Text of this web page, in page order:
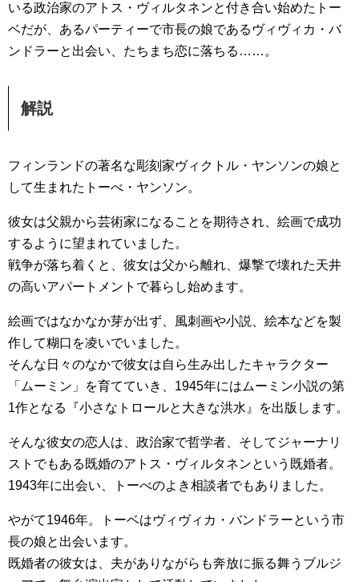
いる政治家のアトス・ヴィルタネンと付き合い始めたトー
ベだが、あるパーティーで市長の娘であるヴィヴィカ・バ
ンドラーと出会い、たちまち恋に落ちる……。
解説
フィンランドの著名な彫刻家ヴィクトル・ヤンソンの娘と
して生まれたトーべ・ヤンソン。
彼女は父親から芸術家になることを期待され、絵画で成功
するように望まれていました。
戦争が落ち着くと、彼女は父から離れ、爆撃で壊れた天井
の高いアパートメントで暮らし始めます。
絵画ではなかなか芽が出ず、風刺画や小説、絵本などを製
作して糊口を凌いでいました。
そんな日々のなかで彼女は自ら生み出したキャラクター
「ムーミン」を育てていき、1945年にはムーミン小説の第
1作となる『小さなトロールと大きな洪水』を出版します。
そんな彼女の恋人は、政治家で哲学者、そしてジャーナリ
ストでもある既婚のアトス・ヴィルタネンという既婚者。
1943年に出会い、トーべのよき相談者でもありました。
やがて1946年。トーベはヴィヴィカ・バンドラーという市
長の娘と出会います。
既婚者の彼女は、夫がありながらも奔放に振る舞うブルジ